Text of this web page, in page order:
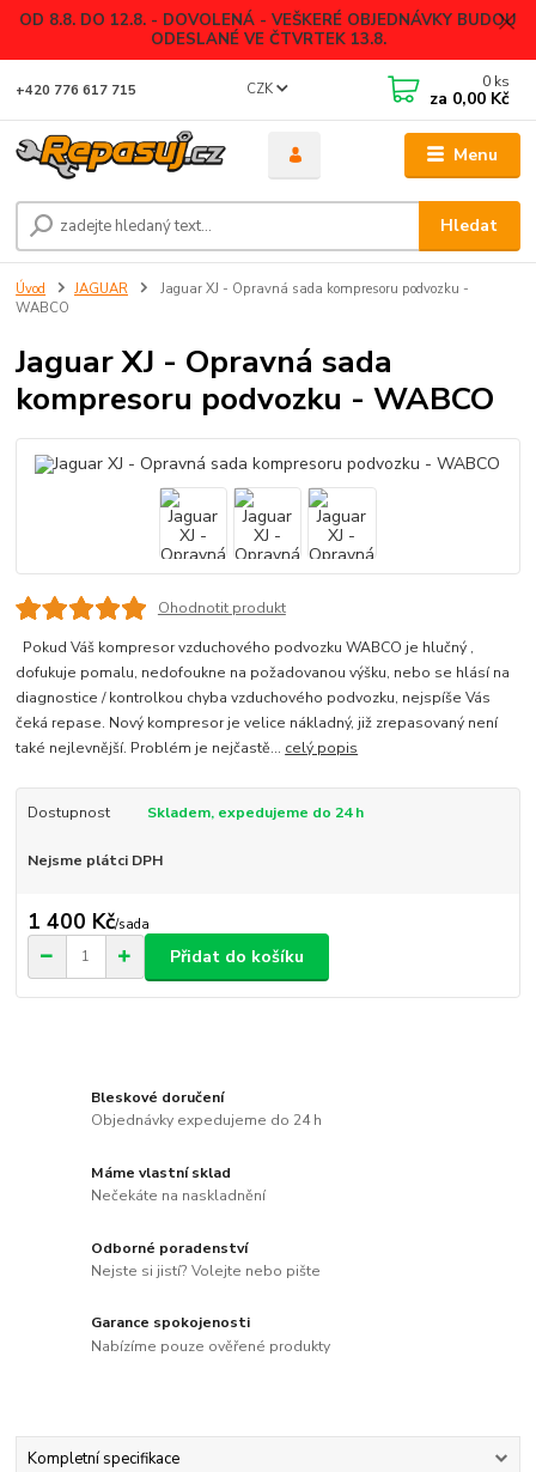
OD 8.8. DO 12.8. - DOVOLENÁ - VEŠKERÉ OBJEDNÁVKY BUDOU
ODESLANÉ VE ČTVRTEK 13.8.
Menu
CZK
Hledat
+420 776 617 715 0 ks
za 0,00 Kč
Úvod JAGUAR
Jaguar XJ - Opravná sada kompresoru podvozku -
WABCO
Jaguar XJ - Opravná sada
kompresoru podvozku - WABCO
Ohodnotit produkt
Pokud Váš kompresor vzduchového podvozku WABCO je hlučný ,
dofukuje pomalu, nedofoukne na požadovanou výšku, nebo se hlásí na
diagnostice / kontrolkou chyba vzduchového podvozku, nejspíše Vás
čeká repase. Nový kompresor je velice nákladný, již zrepasovaný není
také nejlevnější. Problém je nejčastě... celý popis
Dostupnost Skladem, expedujeme do 24 h
Nejsme plátci DPH
1 400 Kč/sada
Přidat do košíku
Bleskové doručení
Objednávky expedujeme do 24 h
Máme vlastní sklad
Nečekáte na naskladnění
Odborné poradenství
Nejste si jistí? Volejte nebo pište
Garance spokojenosti
Nabízíme pouze ověřené produkty
Kompletní specifikace